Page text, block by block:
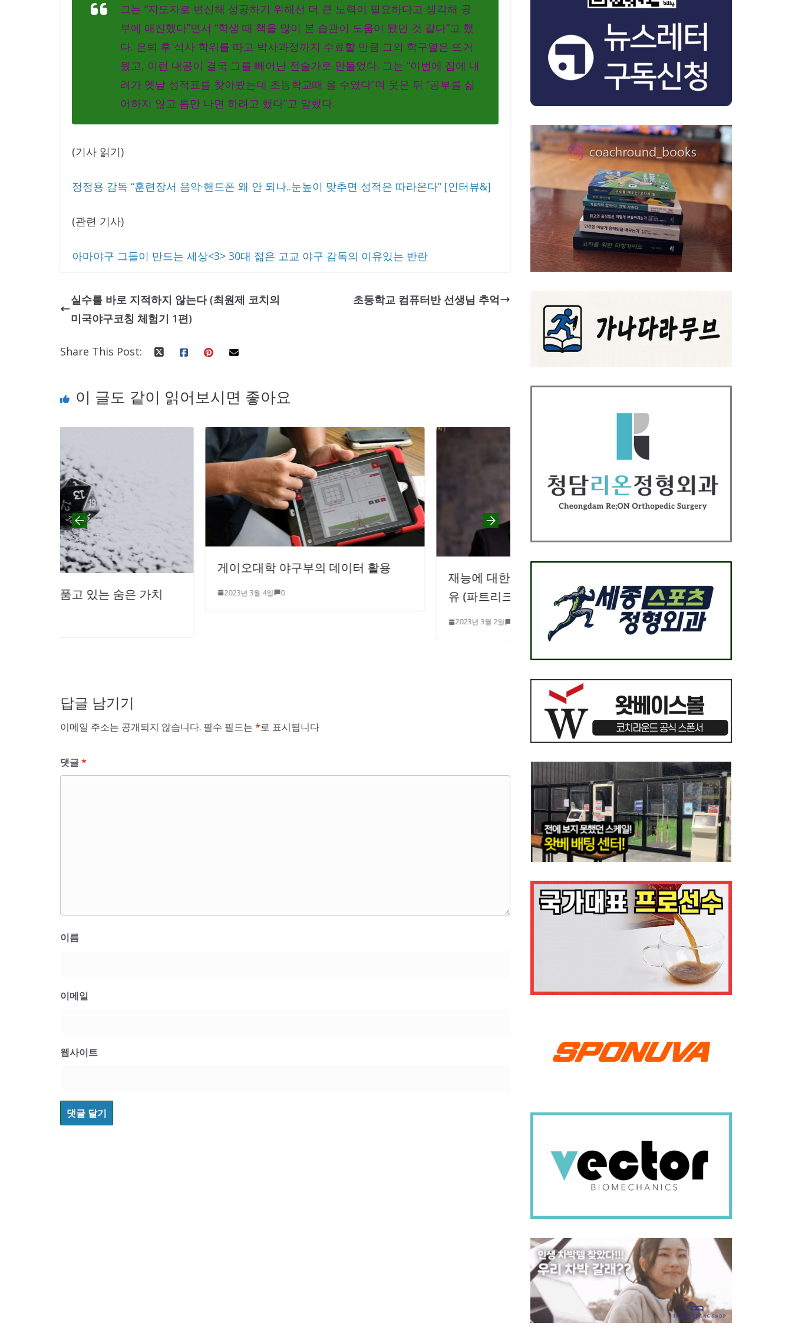
그는 “지도자로 변신해 성공하기 위해선 더 큰 노력이 필요하다고 생각해 공
부에 매진했다”면서 “학생 때 책을 많이 본 습관이 도움이 됐던 것 같다”고 했
다. 은퇴 후 석사 학위를 따고 박사과정까지 수료할 만큼 그의 학구열은 뜨거
웠고, 이런 내공이 결국 그를 빼어난 전술가로 만들었다. 그는 “이번에 집에 내
려가 옛날 성적표를 찾아봤는데 초등학교때 올 수였다”며 웃은 뒤 “공부를 싫
어하지 않고 틈만 나면 하려고 했다”고 말했다.
(기사 읽기)
정정용 감독 “훈련장서 음악·핸드폰 왜 안 되나..눈높이 맞추면 성적은 따라온다” [인터뷰&]
(관련 기사)
아마야구 그들이 만드는 세상<3> 30대 젊은 고교 야구 감독의 이유있는 반란
실수를 바로 지적하지 않는다 (최원제 코치의
미국야구코칭 체험기 1편)
초등학교 컴퓨터반 선생님 추억
Share This Post:
이 글도 같이 읽어보시면 좋아요
게이오대학 야구부의 데이터 활용
2023년 3월 4일 0
재능에 대한 칭찬을 조심해야 하는 이
큰소리로 독려하는 코치 vs 조용한 코
2023년 3월 2일
답글 남기기
이메일 주소는 공개되지 않습니다. 필수 필드는 *로 표시됩니다
댓글*
이름
이메일
웹사이트